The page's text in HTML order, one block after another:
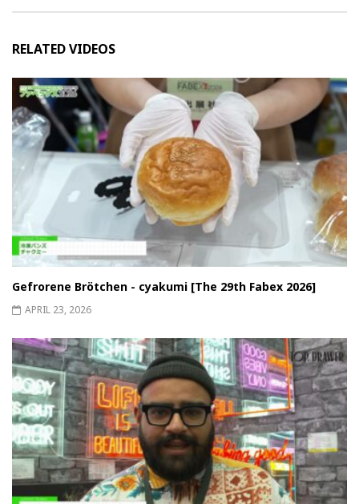
RELATED VIDEOS
Gefrorene Brötchen - cyakumi [The 29th Fabex 2026]
APRIL 23, 2026